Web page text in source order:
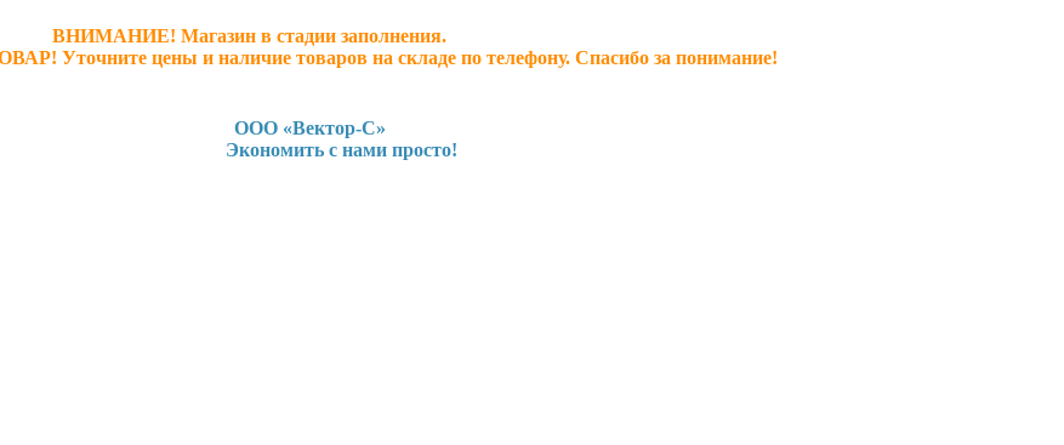
ВНИМАНИЕ! Магазин в стадии заполнения.
Уточните цены и наличие товаров на складе по телефону. Спасибо за понимание!
ООО «Вектор-С»
Экономить с нами просто!